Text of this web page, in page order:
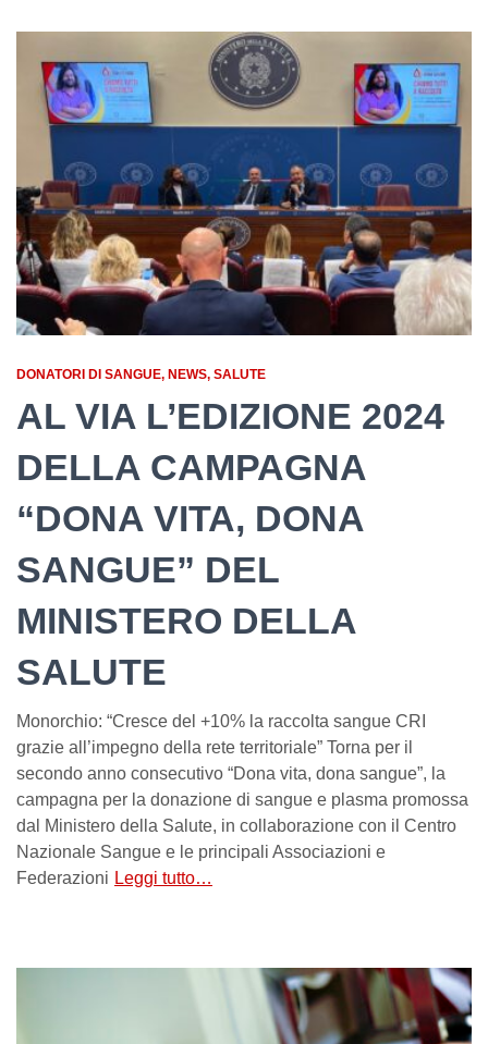
DONATORI DI SANGUE NEWS SALUTE
AL VIA L’EDIZIONE 2024
DELLA CAMPAGNA
“DONA VITA, DONA
SANGUE” DEL
MINISTERO DELLA
SALUTE
Monorchio: “Cresce del +10% la raccolta sangue CRI
grazie all’impegno della rete territoriale” Torna per il
secondo anno consecutivo “Dona vita, dona sangue”, la
campagna per la donazione di sangue e plasma promossa
dal Ministero della Salute, in collaborazione con il Centro
Nazionale Sangue e le principali Associazioni e
Federazioni Leggi tutto…